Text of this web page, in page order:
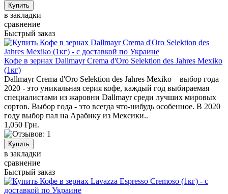
в закладки
сравнение
Быстрый заказ
Кофе в зернах Dallmayr Crema d'Oro Selektion des Jahres Mexiko
(1кг)
Dallmayr Crema d'Oro Selektion des Jahres Mexiko – выбор года
2020 - это уникальная серия кофе, каждый год выбираемая
специалистами из жаровни Dallmayr среди лучших мировых
сортов. Выбор года - это всегда что-нибудь особенное. В 2020
году выбор пал на Арабику из Мексики..
1,050 Грн.
в закладки
сравнение
Быстрый заказ